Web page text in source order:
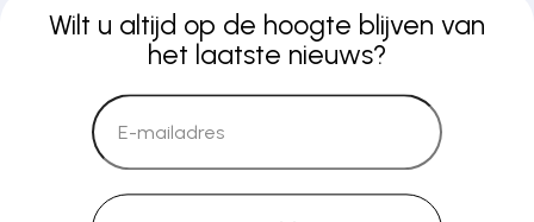
Wilt u altijd op de hoogte blijven van
het laatste nieuws?